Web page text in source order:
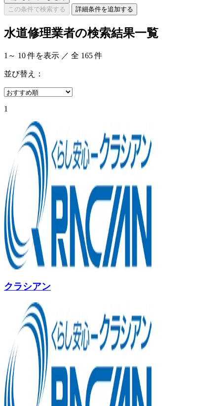
この条件で検索する
詳細条件を追加する
水道修理業者の検索結果一覧
1 ～ 10 件を表示 ／ 全 165件
並び替え：
1
クラシアン